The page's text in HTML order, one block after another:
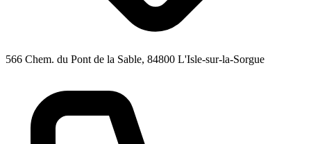
566 Chem. du Pont de la Sable, 84800 L'Isle-sur-la-Sorgue